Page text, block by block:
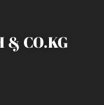
& CO.KG